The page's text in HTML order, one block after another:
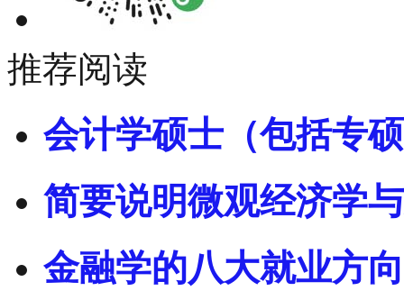
推荐阅读
会计学硕士（包括专
简要说明微观经济学
金融学的八大就业方